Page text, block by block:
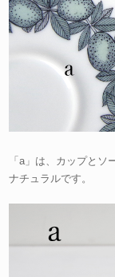
「a」は、カップと
ナチュラルです。